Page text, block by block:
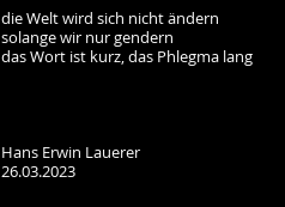
die Welt wird sich nicht ändern
solange wir nur gendern
das Wort ist kurz, das Phlegma lang
Hans Erwin Lauerer
26.03.2023